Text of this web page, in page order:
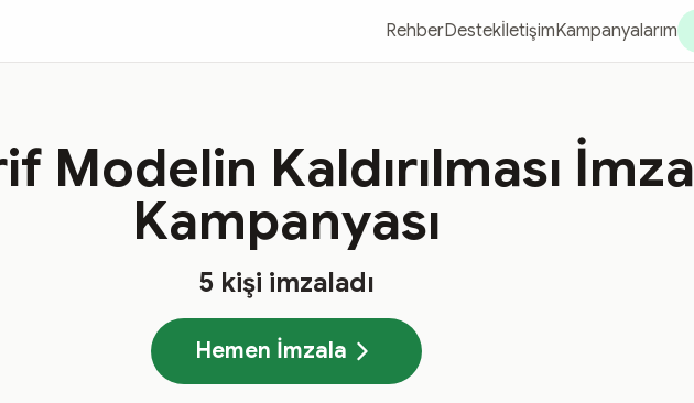
RehberDestekİletişimKampanyalarım
Modelin Kaldırılması İmza
Kampanyası
5 kişi imzaladı
Hemen İmzala